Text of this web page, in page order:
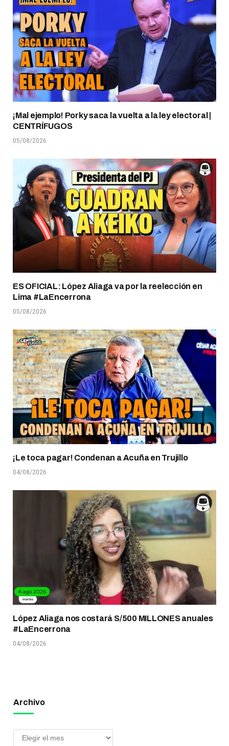
¡Mal ejemplo! Porky saca la vuelta a la ley electoral |
CENTRÍFUGOS
05/08/2026
ES OFICIAL: López Aliaga va por la reelección en
Lima #LaEncerrona
05/08/2026
¡Le toca pagar! Condenan a Acuña en Trujillo
04/08/2026
López Aliaga nos costará S/500 MILLONES anuales
#LaEncerrona
04/08/2026
Archivo